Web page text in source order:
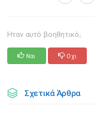
Ηταν αυτό βοηθητικό;
Ναι Οχι
Σχετικά Άρθρα